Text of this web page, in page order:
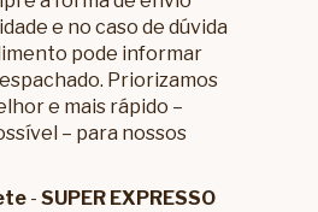
e no caso de dúvida
pode informar
Priorizamos
e mais rápido –
– para nossos
-SUPER EXPRESSO